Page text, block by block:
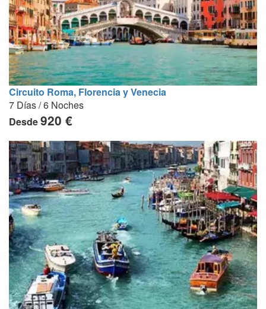
Circuito Roma, Florencia y Venecia
7 Días / 6 Noches
Desde920 €